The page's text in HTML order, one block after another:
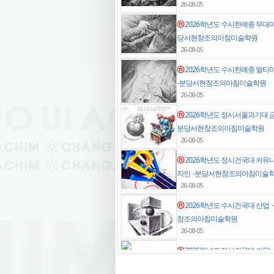
26-08-05
ⓝ2026학년도 수시한예종 무대
당서현창조의아침미술학원
26-08-05
ⓝ2026학년도 수시한예종 멀티
-분당서현창조의아침미술학원
26-08-05
ⓝ2026학년도 정시서울과기대
분당서현창조의아침미술학원
26-08-05
ⓝ2026학년도 정시건국대 커뮤
자인 -분당서현창조의아침미술
26-08-05
ⓝ2026학년도 수시건국대 산업
창조의아침미술학원
26-08-05
ⓝ2026학년도 정시건국대 커뮤